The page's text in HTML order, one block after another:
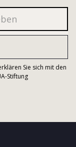
Sie sich mit den
Stiftung